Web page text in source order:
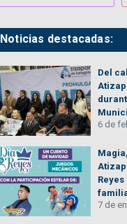
Noticias destacadas:
Del
6 de
7 de